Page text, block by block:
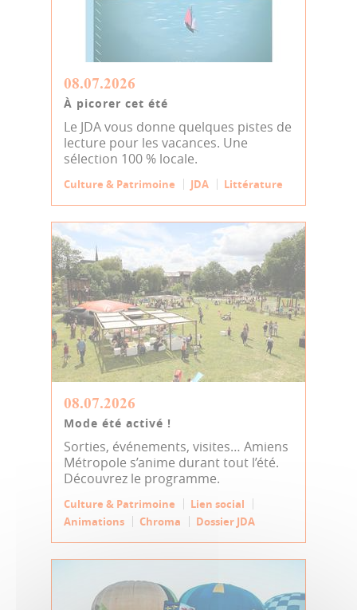
08.07.2026
À picorer cet été
Le JDA vous donne quelques pistes de
lecture pour les vacances. Une
sélection 100 % locale.
Culture & Patrimoine JDA Littérature
08.07.2026
Mode été activé !
Sorties, événements, visites… Amiens
Métropole s’anime durant tout l’été.
Découvrez le programme.
Culture & Patrimoine
Lien social
Animations
Chroma Dossier JDA